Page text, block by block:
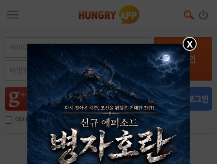
로그인
아이디, 이메일 저장
아이디 / 비밀번호 찾기 회원가입
X